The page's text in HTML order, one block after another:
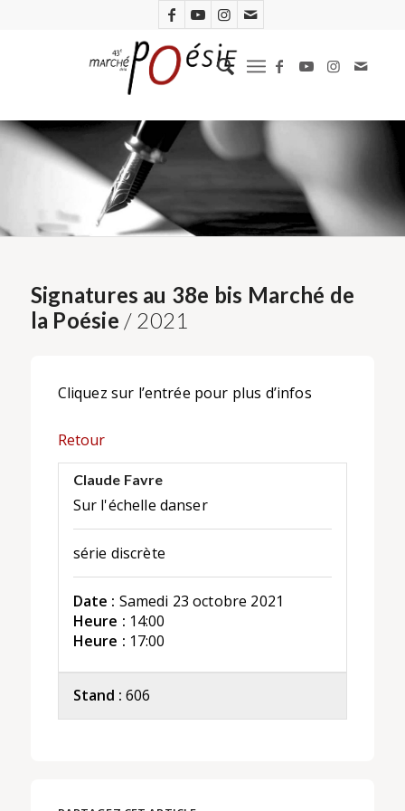
Signatures au 38e bis Marché de
la Poésie / 2021
Cliquez sur l’entrée pour plus d’infos
Retour
Claude Favre
Sur l'échelle danser
série discrète
Date : Samedi 23 octobre 2021
Heure : 14:00
Heure : 17:00
Stand : 606